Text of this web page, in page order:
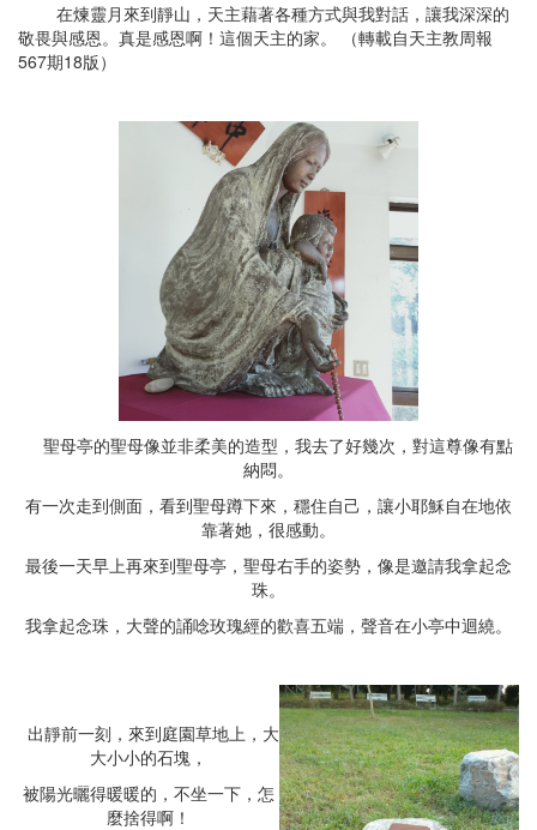
在煉靈月來到靜山，天主藉著各種方式與我對話，讓我深深的
敬畏與感恩。真是感恩啊！這個天主的家。 （轉載自天主教周報
567期18版）
聖母亭的聖母像並非柔美的造型，我去了好幾次，對這尊像有點
納悶。
有一次走到側面，看到聖母蹲下來，穩住自己，讓小耶穌自在地依
靠著她，很感動。
最後一天早上再來到聖母亭，聖母右手的姿勢，像是邀請我拿起念
珠。
我拿起念珠，大聲的誦唸玫瑰經的歡喜五端，聲音在小亭中迴繞。
出靜前一刻，來到庭園草地上，大
大小小的石塊，
被陽光曬得暖暖的，不坐一下，怎
麼捨得啊！